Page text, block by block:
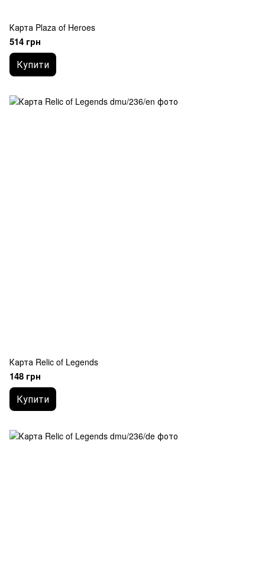
Карта Plaza of Heroes
514 грн
Купити
Карта Relic of Legends
148 грн
Купити